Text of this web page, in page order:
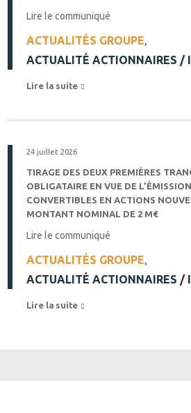
Lire le communiqué
ACTUALITÉS GROUPE,
ACTUALITÉ ACTIONNAIRES /
Lire la suite
24 juillet 2026
TIRAGE DES DEUX PREMIÈRES
OBLIGATAIRE EN VUE DE
CONVERTIBLES EN ACTIONS
MONTANT NOMINAL DE 2 M€
Lire le communiqué
ACTUALITÉS GROUPE,
ACTUALITÉ ACTIONNAIRES /
Lire la suite